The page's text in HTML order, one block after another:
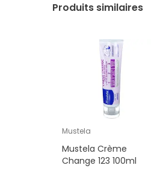
Produits similaires
Mustela
Mustela Crème
Change 123 100ml